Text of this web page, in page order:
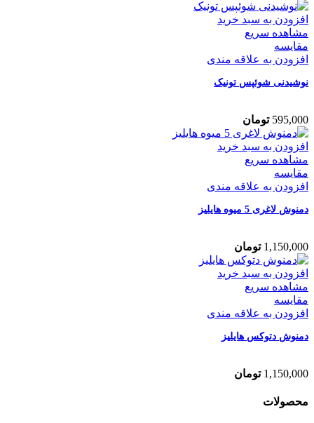
افزودن به سبد خرید
مشاهده سریع
مقایسه
افزودن به علاقه مندی
نوشیدنی شوئپس تونیک
595,000 تومان
افزودن به سبد خرید
مشاهده سریع
مقایسه
افزودن به علاقه مندی
دمنوش لاغری 5 میوه هایلیز
1,150,000 تومان
افزودن به سبد خرید
مشاهده سریع
مقایسه
افزودن به علاقه مندی
دمنوش دتوکس هایلیز
1,150,000 تومان
محصولات